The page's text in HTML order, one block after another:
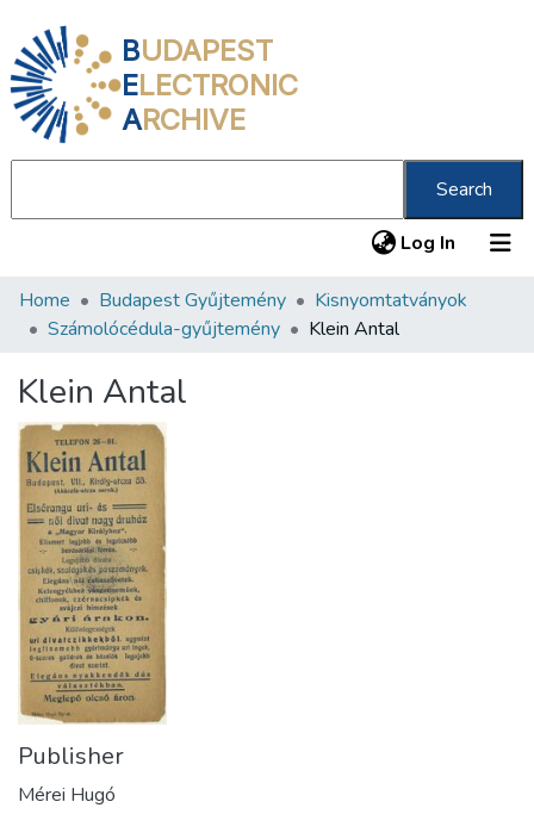
BUDAPEST
ELECTRONIC
ARCHIVE
Search
Log In (current)
Communities & Collections
Statistics
About us
Home Budapest Gyűjtemény
Kisnyomtatványok
Számolócédula-gyűjtemény
Klein Antal
Klein Antal
Publisher
Mérei Hugó